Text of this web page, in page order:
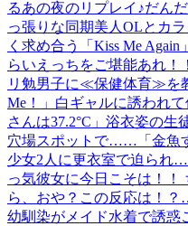
るあの夜のリプレイ♪だん
っ張りな同期美人OLとカ
く求め合う「Kiss Me
らいえっちをご堪能あれ
リ勉男子に≪保健体育≫を
Me！」白ギャルに誘われ
さんは37.2°C」浴衣姿の
穴場スポットで……「金魚
少女2人に更衣室で迫られ
っ気彼女に今日こそは！！
ら、おや？この反応は！
幼馴染がメイド水着で誘